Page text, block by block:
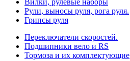
Вилки, рулевые наборы
Рули, выносы руля, рога руля.
Грипсы руля
Переключатели скоростей.
Подшипники вело и RS
Тормоза и их комплектующие